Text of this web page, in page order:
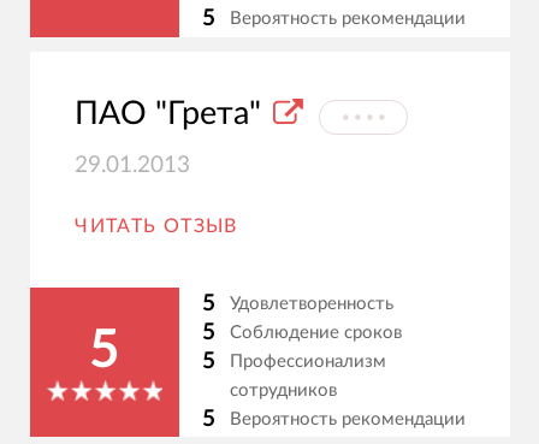
5 Вероятность рекомендации
ПАО "Грета" ⦁⦁⦁⦁
29.01.2013
ЧИТАТЬ ОТЗЫВ
5
5 Удовлетворенность
5 Соблюдение сроков
5
Профессионализм
сотрудников
5 Вероятность рекомендации